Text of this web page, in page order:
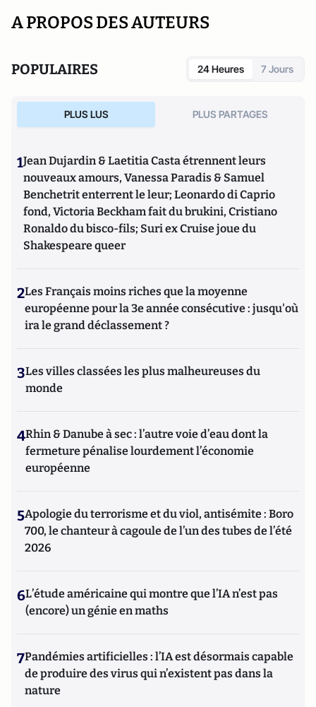
A PROPOS DES AUTEURS
POPULAIRES 24 Heures 7 Jours
PLUS LUS PLUS PARTAGES
1Jean Dujardin & Laetitia Casta étrennent leurs
nouveaux amours, Vanessa Paradis & Samuel
Benchetrit enterrent le leur; Leonardo di Caprio
fond, Victoria Beckham fait du brukini, Cristiano
Ronaldo du bisco-fils; Suri ex Cruise joue du
Shakespeare queer
2Les Français moins riches que la moyenne
européenne pour la 3e année consécutive : jusqu'où
ira le grand déclassement ?
3Les villes classées les plus malheureuses du
monde
4Rhin & Danube à sec : l’autre voie d’eau dont la
fermeture pénalise lourdement l’économie
européenne
5Apologie du terrorisme et du viol, antisémite : Boro
700, le chanteur à cagoule de l’un des tubes de l’été
2026
6L’étude américaine qui montre que l’IA n’est pas
(encore) un génie en maths
7Pandémies artificielles : l’IA est désormais capable
de produire des virus qui n’existent pas dans la
nature